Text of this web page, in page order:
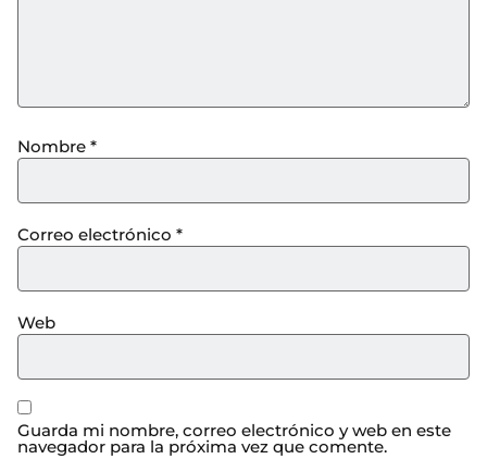
Nombre *
Correo electrónico *
Web
Guarda mi nombre, correo electrónico y web en este
navegador para la próxima vez que comente.